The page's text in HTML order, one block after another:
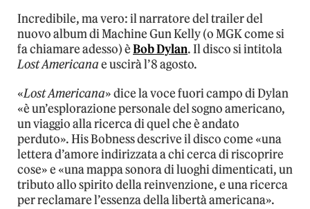
Incredibile, ma vero: il narratore del trailer del
nuovo album di Machine Gun Kelly (o MGK come si
fa chiamare adesso) èBob Dylan. Il disco si intitola
Lost Americanae uscirà l’8 agosto.
«Lost Americana» dice la voce fuori campo di Dylan
«è un’esplorazione personale del sogno americano,
un viaggio alla ricerca di quel che è andato
perduto». His Bobness descrive il disco come «una
lettera d’amore indirizzata a chi cerca di riscoprire
cose» e «una mappa sonora di luoghi dimenticati, un
tributo allo spirito della reinvenzione, e una ricerca
per reclamare l’essenza della libertà americana».